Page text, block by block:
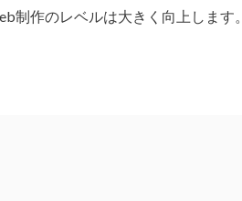
制作のレベルは大きく向上します。